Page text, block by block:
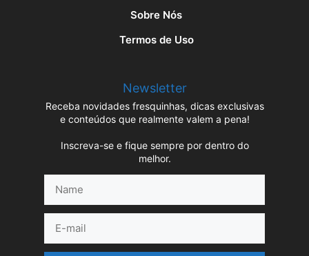
Sobre Nós
Termos de Uso
Newsletter
Receba novidades fresquinhas, dicas exclusivas
e conteúdos que realmente valem a pena!
Inscreva-se e fique sempre por dentro do
melhor.
mail